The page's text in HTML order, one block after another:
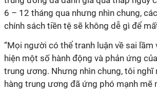
6 – 12 tháng qua nhưng nhìn chung,
chính sách tiền tệ sẽ không dễ gì để
“Mọi người có thể tranh luận về sai
hiện một số hành động và phản ứng
trung ương. Nhưng nhìn chung, tôi nghĩ
hàng trung ương đã ứng phó mạnh mẽ